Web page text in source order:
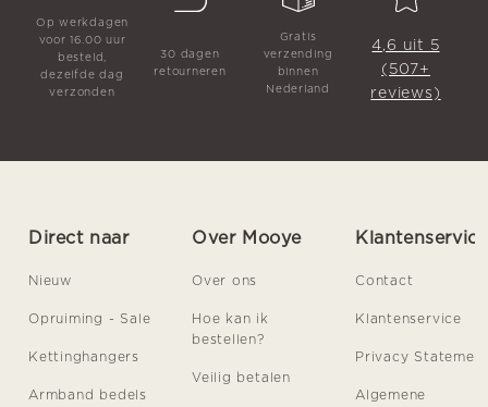
Op werkdagen
voor 16.00 uur
besteld,
dezelfde dag
verzonden
30 dagen
retourneren
Gratis
verzending
binnen
Nederland
4,6 uit 5
(507+
reviews)
Direct naar
Nieuw
Opruiming - Sale
Kettinghangers
Armband bedels
Over Mooye
Over ons
Hoe kan ik
bestellen?
Veilig betalen
Klantenservice
Contact
Klantenservice
Privacy
Algemene